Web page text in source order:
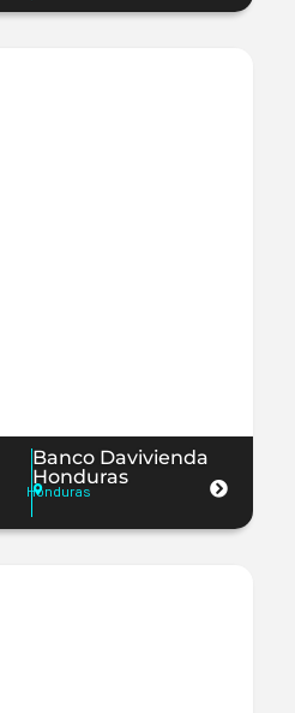
Banco Davivienda
Honduras
Honduras